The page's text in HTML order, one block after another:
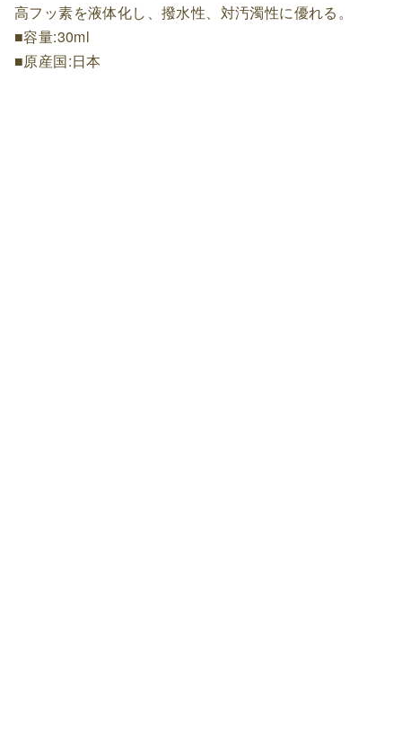
高フッ素を液体化し、撥水性、対汚濁性に優れる。
■容量:30ml
■原産国:日本